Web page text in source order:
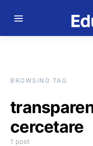
BROWSING TAG
cercetare
1 post